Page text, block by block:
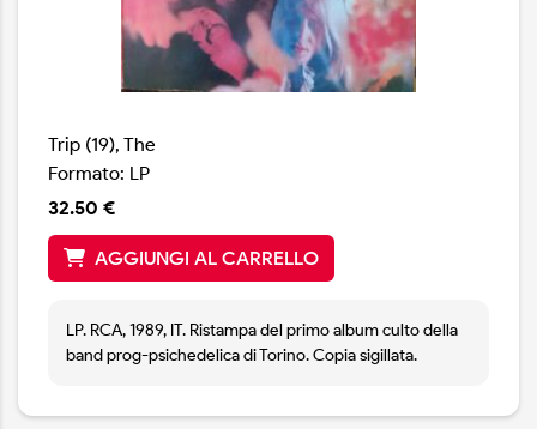
Trip (19), The
Formato: LP
32.50 €
AGGIUNGI AL CARRELLO
LP. RCA, 1989, IT. Ristampa del primo album culto della
band prog-psichedelica di Torino. Copia sigillata.